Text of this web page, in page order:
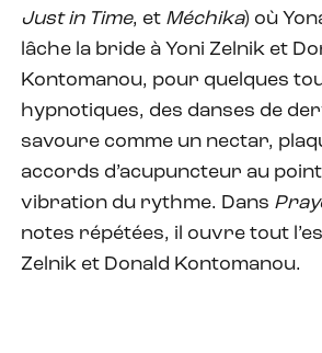
Just in Time, et Méchika) où
lâche la bride à Yoni Zelnik et
Kontomanou, pour quelques
hypnotiques, des danses de
savoure comme un nectar,
accords d’acupuncteur au
vibration du rythme. Dans
notes répétées, il ouvre tout
Zelnik et Donald Kontomanou.